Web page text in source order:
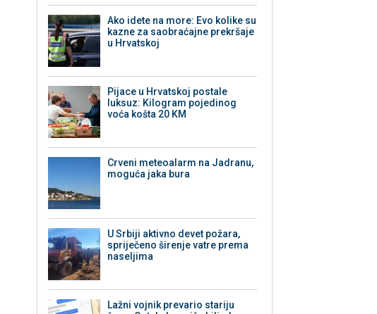
Ako idete na more: Evo kolike su
kazne za saobraćajne prekršaje
u Hrvatskoj
Pijace u Hrvatskoj postale
luksuz: Kilogram pojedinog
voća košta 20 KM
Crveni meteoalarm na Jadranu,
moguća jaka bura
U Srbiji aktivno devet požara,
spriječeno širenje vatre prema
naseljima
Lažni vojnik prevario stariju